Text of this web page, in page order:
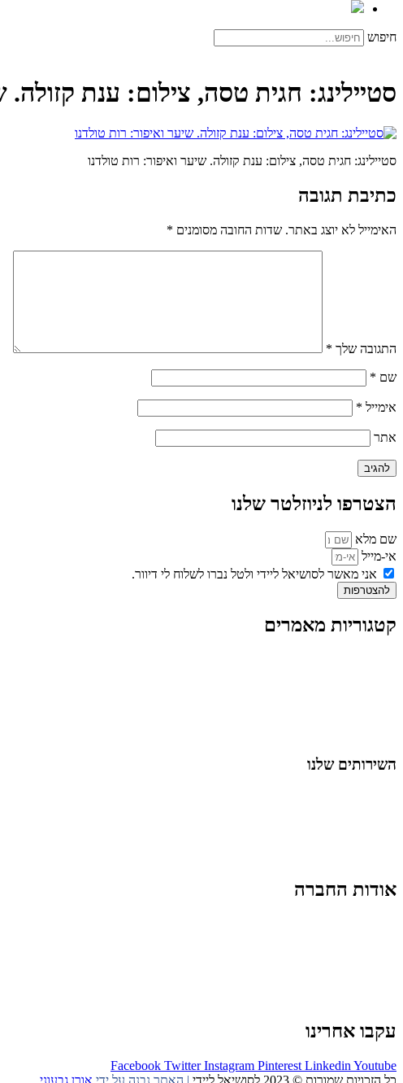
חיפוש
סטיילינג: חגית טסה, צילום: ענת קזולה.
סטיילינג: חגית טסה, צילום: ענת קזולה. שיער ואיפור: רות טולדנו
כתיבת תגובה
האימייל לא יוצג באתר. שדות החובה מסומנים *
התגובה שלך *
שם *
אימייל *
אתר
הצטרפו לניוזלטר שלנו
שם מלא
אי-מייל
אני מאשר לסושיאל ליידי ולטל נברו לשלוח לי דיוור.
להצטרפות
קטגוריות מאמרים
השירותים שלנו
אודות החברה
עקבו אחרינו
Facebook Twitter Instagram Pinterest Linkedin Youtube